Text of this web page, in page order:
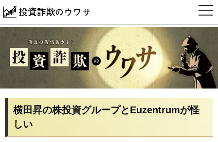
t
o
g
a
i
a
横田昇の株投資グループとEuzentrumが怪
しい